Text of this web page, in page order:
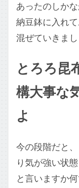
あったのしか
納豆鉢に入れ
混ぜていきまし
とろろ昆
構大事な
よ
今の段階だと
り気が強い状
と言いますか